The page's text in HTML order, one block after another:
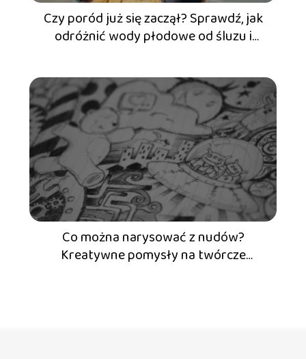
Czy poród już się zaczął? Sprawdź, jak
odróżnić wody płodowe od śluzu i
Co można narysować z nudów?
Kreatywne pomysły na twórcze